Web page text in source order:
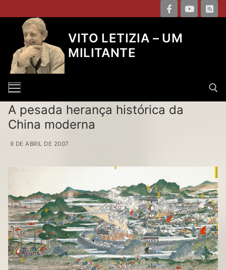
para
conteúdo
VITO LETIZIA – UM
MILITANTE
A pesada herança histórica da
China moderna
9 DE ABRIL DE 2007